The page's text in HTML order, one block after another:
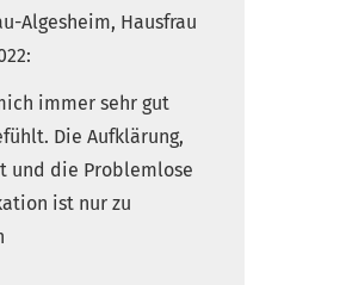
Algesheim, Hausfrau
immer sehr gut
Die Aufklärung,
und die Problemlose
ist nur zu